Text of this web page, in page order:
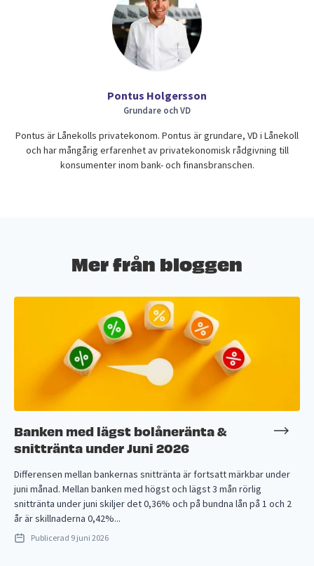
Pontus Holgersson
Grundare och VD
Pontus är Lånekolls privatekonom. Pontus är grundare, VD i Lånekoll
och har mångårig erfarenhet av privatekonomisk rådgivning till
konsumenter inom bank- och finansbranschen.
Mer från bloggen
Banken med lägst bolåneränta &
snittränta under Juni 2026
Differensen mellan bankernas snittränta är fortsatt märkbar under
juni månad. Mellan banken med högst och lägst 3 mån rörlig
snittränta under juni skiljer det 0,36% och på bundna lån på 1 och 2
år är skillnaderna 0,42%...
Publicerad 9 juni 2026